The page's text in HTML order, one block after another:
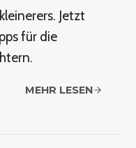
Jetzt
für die
MEHR LESEN